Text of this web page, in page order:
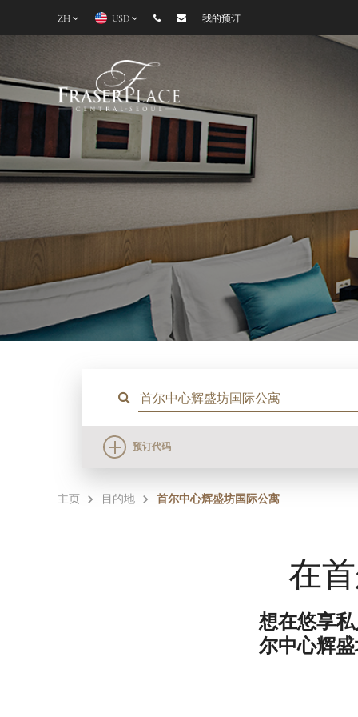
ZH USD 我的预订
预订代码
主页 目的地 首尔中心辉盛坊国际公寓
在
想在悠享
尔中心辉